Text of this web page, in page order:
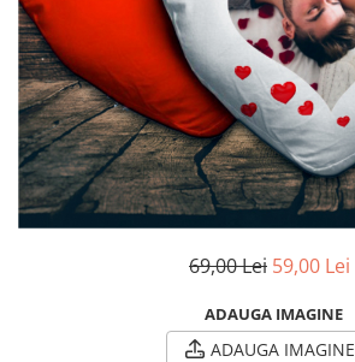
Tablou Aluminiu
Tablouri auto
Calendare Personalizate
Ceas Personalizat
69,00 Lei 59,00 Lei
ADAUGA IMAGINE
ADAUGA IMAGINE